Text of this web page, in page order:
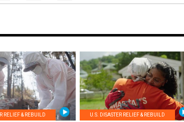
RELIEF & REBUILD U.S. DISASTER RELIEF & REBUILD